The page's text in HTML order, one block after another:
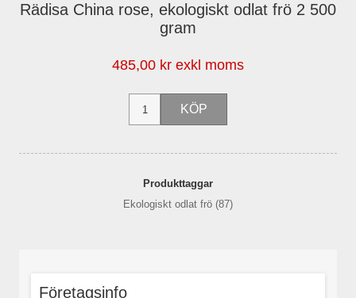
Rädisa China rose, ekologiskt odlat frö 2 500
gram
485,00 kr exkl moms
Produkttaggar
Ekologiskt odlat frö (87)
Företagsinfo